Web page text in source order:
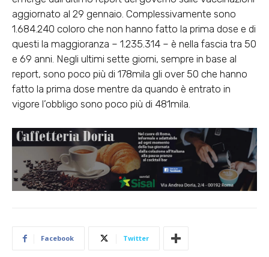
aggiornato al 29 gennaio. Complessivamente sono
1.684.240 coloro che non hanno fatto la prima dose e di
questi la maggioranza – 1.235.314 – è nella fascia tra 50
e 69 anni. Negli ultimi sette giorni, sempre in base al
report, sono poco più di 178mila gli over 50 che hanno
fatto la prima dose mentre da quando è entrato in
vigore l’obbligo sono poco più di 481mila.
Facebook Twitter